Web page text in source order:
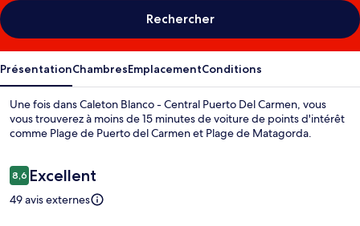
Rechercher
PrésentationChambresEmplacementConditions
Une fois dans Caleton Blanco - Central Puerto Del Carmen, vous
vous trouverez à moins de 15 minutes de voiture de points d'intérêt
comme Plage de Puerto del Carmen et Plage de Matagorda.
Avis
voyageurs
8,68,6 sur 10
Excellent
49 avis externes